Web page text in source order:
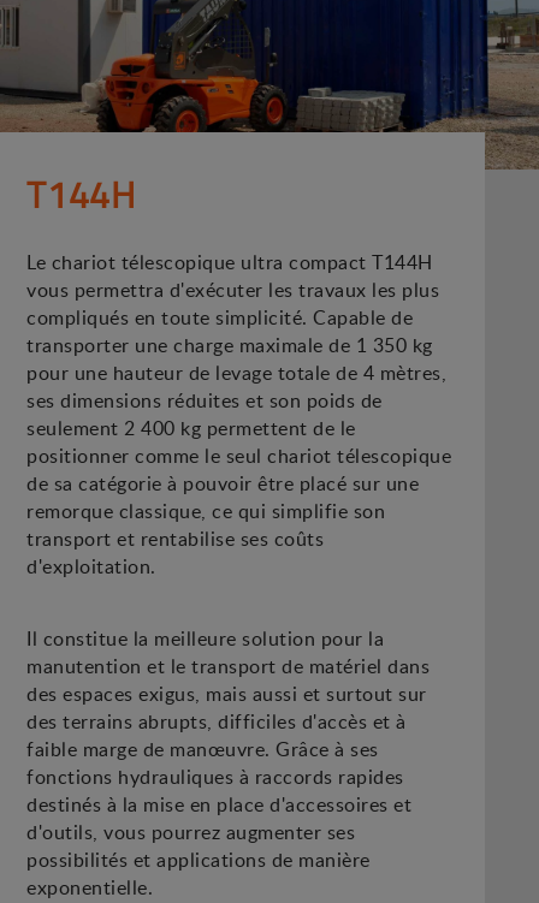
T144H
Le chariot télescopique ultra compact T144H
vous permettra d'exécuter les travaux les plus
compliqués en toute simplicité. Capable de
transporter une charge maximale de 1 350 kg
pour une hauteur de levage totale de 4 mètres,
ses dimensions réduites et son poids de
seulement 2 400 kg permettent de le
positionner comme le seul chariot télescopique
de sa catégorie à pouvoir être placé sur une
remorque classique, ce qui simplifie son
transport et rentabilise ses coûts
d'exploitation.
Il constitue la meilleure solution pour la
manutention et le transport de matériel dans
des espaces exigus, mais aussi et surtout sur
des terrains abrupts, difficiles d'accès et à
faible marge de manœuvre. Grâce à ses
fonctions hydrauliques à raccords rapides
destinés à la mise en place d'accessoires et
d'outils, vous pourrez augmenter ses
possibilités et applications de manière
exponentielle.